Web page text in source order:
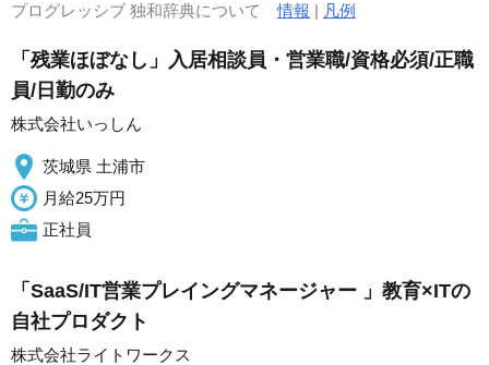
プログレッシブ 独和辞典について情報 | 凡例
「残業ほぼなし」入居相談員・営業職/資格必須/正職
員/日勤のみ
株式会社いっしん
茨城県 土浦市
月給25万円
正社員
「SaaS/IT営業プレイングマネージャー 」教育×ITの
自社プロダクト
株式会社ライトワークス